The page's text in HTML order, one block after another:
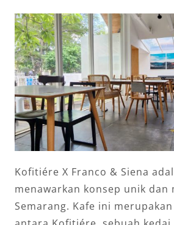
Kofitiére X Franco & Siena
menawarkan konsep unik dan
Semarang. Kafe ini